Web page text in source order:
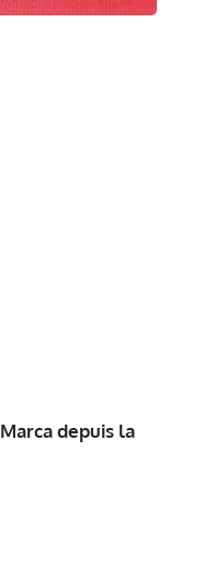
Marcadepuis la